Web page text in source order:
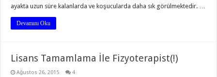
ayakta uzun süre kalanlarda ve koşucularda daha sık görülmektedir. …
Devamını Oku
Lisans Tamamlama İle Fizyoterapist(!)
Ağustos 26, 2015 4